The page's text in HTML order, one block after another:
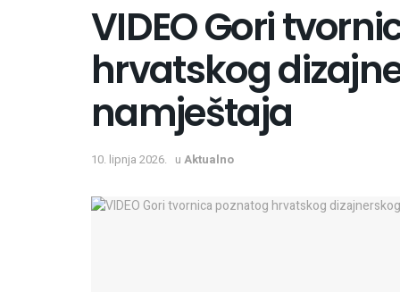
VIDEO Gori
hrvatskog
namještaja
10. lipnja 2026. u Aktualno